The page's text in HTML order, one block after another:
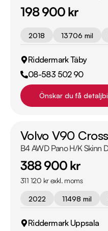
198 900 kr
2018 13706 mil
Riddermark Täby
08-583 502 90
Önskar du få
Volvo V90
B4 AWD Pano H/K Skinn
388 900 kr
311 120 kr exkl. moms
2022 11498 mil
Riddermark Uppsala